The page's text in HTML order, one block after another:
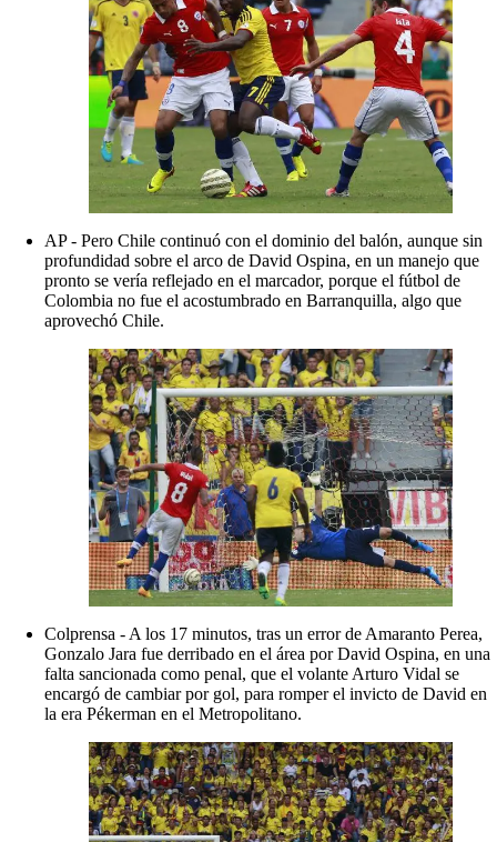
AP - Pero Chile continuó con el dominio del balón, aunque sin
profundidad sobre el arco de David Ospina, en un manejo que
pronto se vería reflejado en el marcador, porque el fútbol de
Colombia no fue el acostumbrado en Barranquilla, algo que
aprovechó Chile.
Colprensa - A los 17 minutos, tras un error de Amaranto Perea,
Gonzalo Jara fue derribado en el área por David Ospina, en una
falta sancionada como penal, que el volante Arturo Vidal se
encargó de cambiar por gol, para romper el invicto de David en
la era Pékerman en el Metropolitano.